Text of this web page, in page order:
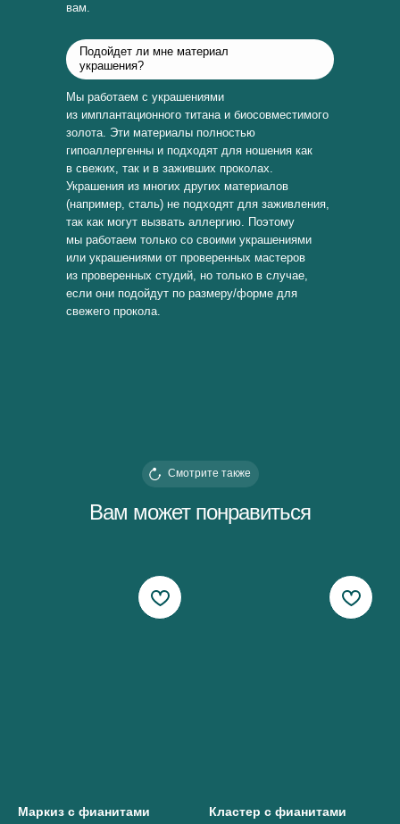
вам.
Подойдет ли мне материал
украшения?
Мы работаем с украшениями
из имплантационного титана и биосовместимого
золота. Эти материалы полностью
гипоаллергенны и подходят для ношения как
в свежих, так и в заживших проколах.
Украшения из многих других материалов
(например, сталь) не подходят для заживления,
так как могут вызвать аллергию. Поэтому
мы работаем только со своими украшениями
или украшениями от проверенных мастеров
из проверенных студий, но только в случае,
если они подойдут по размеру/форме для
свежего прокола.
Вам может понравиться
Смотрите также
Маркиз с фианитами Кластер с фианитами